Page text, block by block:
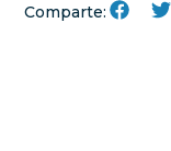
Comparte: